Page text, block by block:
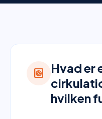
heat_pump
Hvad er
hvilken